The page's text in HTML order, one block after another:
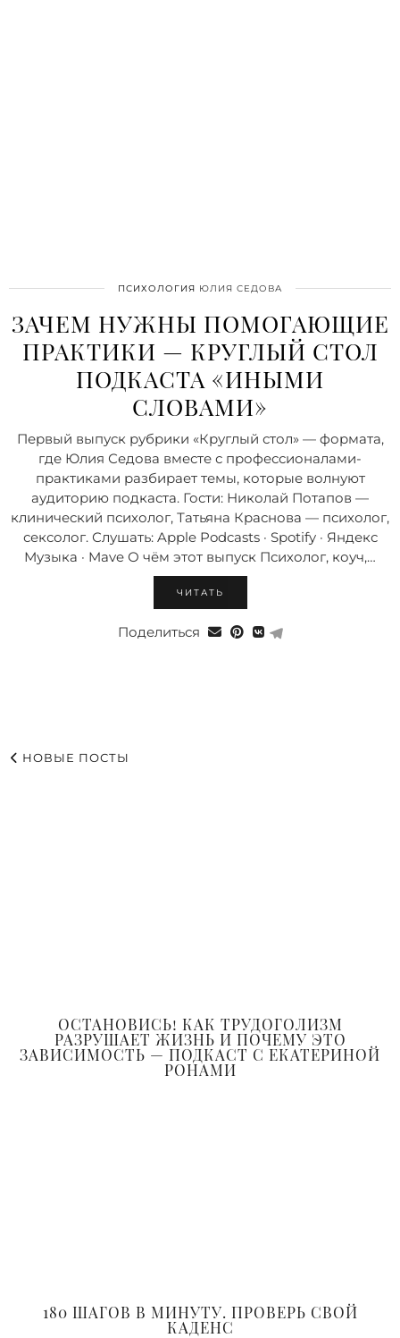
ПСИХОЛОГИЯ ЮЛИЯ СЕДОВА
ЗАЧЕМ НУЖНЫ ПОМОГАЮЩИЕ
ПРАКТИКИ — КРУГЛЫЙ СТОЛ
ПОДКАСТА «ИНЫМИ
СЛОВАМИ»
Первый выпуск рубрики «Круглый стол» — формата,
где Юлия Седова вместе с профессионалами-
практиками разбирает темы, которые волнуют
аудиторию подкаста. Гости: Николай Потапов —
клинический психолог, Татьяна Краснова — психолог,
сексолог. Слушать: Apple Podcasts · Spotify · Яндекс
Музыка · Mave О чём этот выпуск Психолог, коуч,…
ЧИТАТЬ
Поделиться
НОВЫЕ ПОСТЫ
ОСТАНОВИСЬ! КАК ТРУДОГОЛИЗМ
РАЗРУШАЕТ ЖИЗНЬ И ПОЧЕМУ ЭТО
ЗАВИСИМОСТЬ — ПОДКАСТ С ЕКАТЕРИНОЙ
РОНАМИ
180 ШАГОВ В МИНУТУ. ПРОВЕРЬ СВОЙ
КАДЕНС